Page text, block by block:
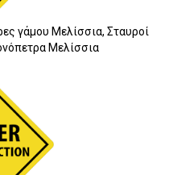
γάμου Μελίσσια, Σταυροί
Μελίσσια